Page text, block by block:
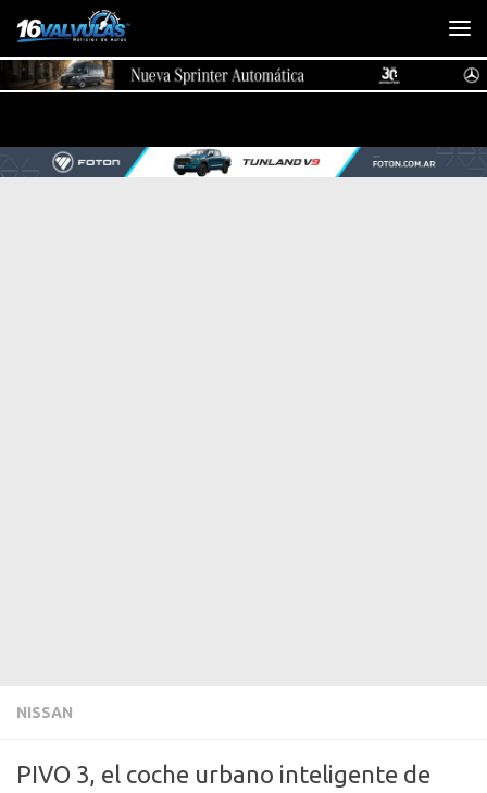
Saltar al contenido
NISSAN
PIVO 3, el coche urbano inteligente de